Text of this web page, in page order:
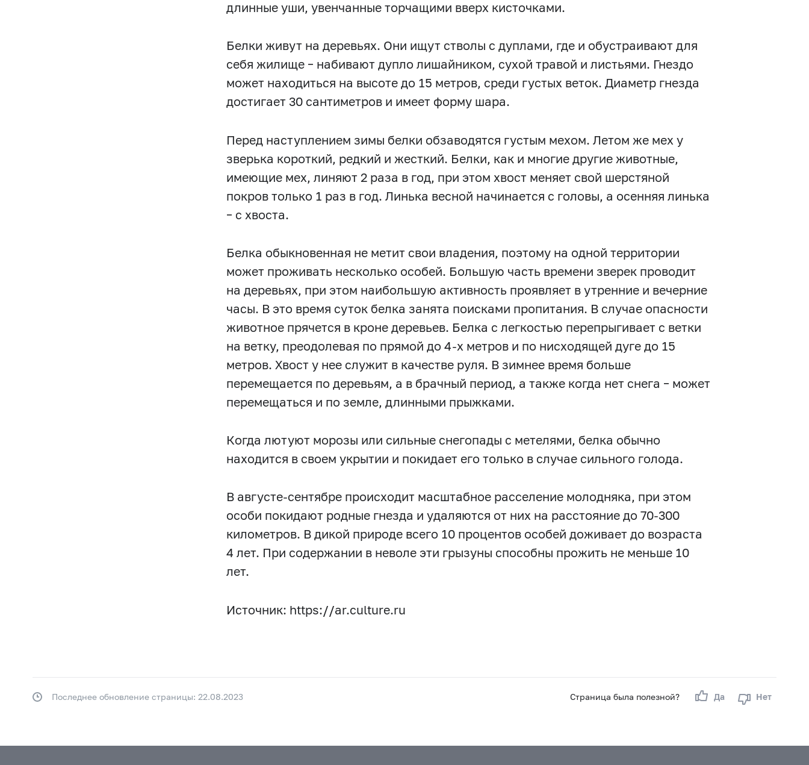
длинные уши, увенчанные торчащими вверх кисточками.
Белки живут на деревьях. Они ищут стволы с дуплами, где и обустраивают для
себя жилище – набивают дупло лишайником, сухой травой и листьями. Гнездо
может находиться на высоте до 15 метров, среди густых веток. Диаметр гнезда
достигает 30 сантиметров и имеет форму шара.
Перед наступлением зимы белки обзаводятся густым мехом. Летом же мех у
зверька короткий, редкий и жесткий. Белки, как и многие другие животные,
имеющие мех, линяют 2 раза в год, при этом хвост меняет свой шерстяной
покров только 1 раз в год. Линька весной начинается с головы, а осенняя линька
– с хвоста.
Белка обыкновенная не метит свои владения, поэтому на одной территории
может проживать несколько особей. Большую часть времени зверек проводит
на деревьях, при этом наибольшую активность проявляет в утренние и вечерние
часы. В это время суток белка занята поисками пропитания. В случае опасности
животное прячется в кроне деревьев. Белка с легкостью перепрыгивает с ветки
на ветку, преодолевая по прямой до 4-х метров и по нисходящей дуге до 15
метров. Хвост у нее служит в качестве руля. В зимнее время больше
перемещается по деревьям, а в брачный период, а также когда нет снега – может
перемещаться и по земле, длинными прыжками.
Когда лютуют морозы или сильные снегопады с метелями, белка обычно
находится в своем укрытии и покидает его только в случае сильного голода.
В августе-сентябре происходит масштабное расселение молодняка, при этом
особи покидают родные гнезда и удаляются от них на расстояние до 70-300
километров. В дикой природе всего 10 процентов особей доживает до возраста
4 лет. При содержании в неволе эти грызуны способны прожить не меньше 10
лет.
Источник: https://ar.culture.ru
Страница была полезной? Да Нет
Последнее обновление страницы: 22.08.2023